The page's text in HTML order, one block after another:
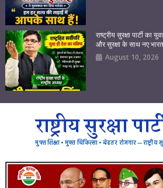
राष्ट्रीय सुरक्षा पार्टी का
और सुरक्षा के साथ नए
August 10, 2026
राष्ट्रीय सुरक्षा
मुफ्त शिक्षा • मुफ्त चिकित्सा • बेहतर रोजगार — राष्ट्रीय